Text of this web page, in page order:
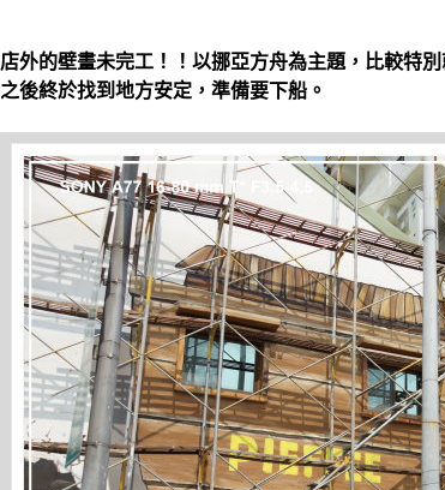
店外的壁畫未完工！！以挪亞方舟為主題，比較特
之後終於找到地方安定，準備要下船。